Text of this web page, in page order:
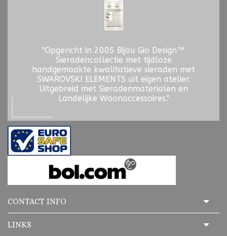
"Opgericht in 2005 Bijou Gio Design™
Sieradencollectie met tijdloze
handgemaakte kwalitatieve sieraden met
SWAROVSKI ELEMENTS uit eigen atelier.
Uitgebreid met Sieradenmaterialen en
Landelijke Woonaccessoires."
CONTACT INFO
LINKS